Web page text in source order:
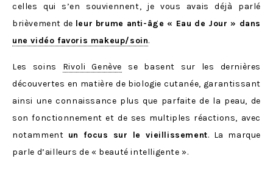
celles qui s’en souviennent, je vous avais déjà parlé
brièvement de leur brume anti-âge « Eau de Jour » dans
une vidéo favoris makeup/soin.
Les soins Rivoli Genève se basent sur les dernières
découvertes en matière de biologie cutanée, garantissant
ainsi une connaissance plus que parfaite de la peau, de
son fonctionnement et de ses multiples réactions, avec
notamment un focus sur le vieillissement. La marque
parle d’ailleurs de « beauté intelligente ».